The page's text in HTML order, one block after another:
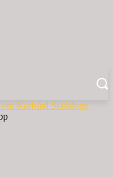
Karlstad Stadslopp